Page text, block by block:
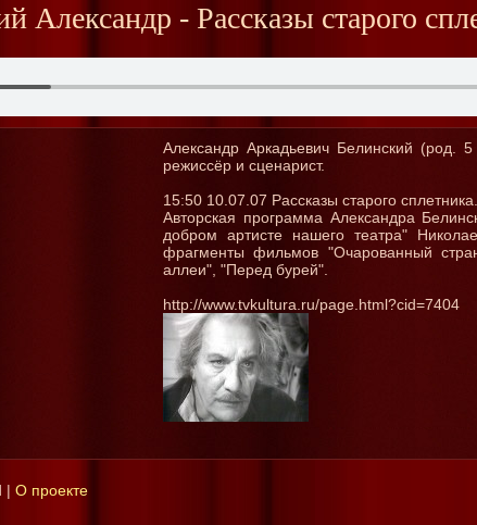
Александр - Рассказы старого
Александр Аркадьевич Белинский (род.
режиссёр и сценарист.
15:50 10.07.07 Рассказы старого
Авторская программа Александра
добром артисте нашего театра"
фрагменты фильмов "Очарованный
аллеи", "Перед бурей".
http://www.tvkultura.ru/page.html?cid=7404
| О проекте